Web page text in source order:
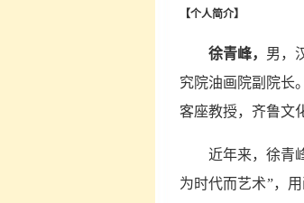
【个人简介】
徐青峰， 男，
究院油画院副院长
客座教授，齐鲁文
近年来，徐青
为时代而艺术”，